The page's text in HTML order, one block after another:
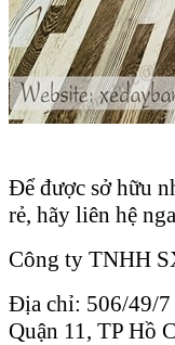
Để được sở hữu
rẻ, hãy liên hệ
Công ty TNHH
Địa chỉ: 506/49/7
Quận 11, TP Hồ